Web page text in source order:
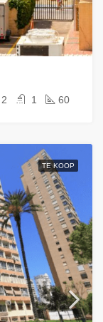
2 1 60
TE KOOP